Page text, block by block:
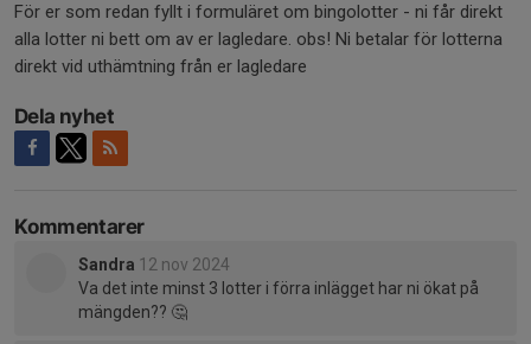
För er som redan fyllt i formuläret om bingolotter - ni får direkt
alla lotter ni bett om av er lagledare. obs! Ni betalar för lotterna
direkt vid uthämtning från er lagledare
Dela nyhet
Kommentarer
Sandra 12 nov 2024
Va det inte minst 3 lotter i förra inlägget har ni ökat på
mängden?? 🤔